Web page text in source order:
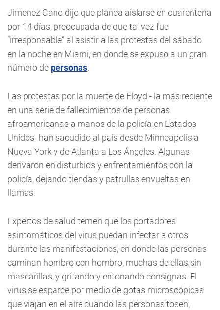
Jimenez Cano dijo que planea aislarse en cuarentena
por 14 días, preocupada de que tal vez fue
“irresponsable” al asistir a las protestas del sábado
en la noche en Miami, en donde se expuso a un gran
número de personas.
Las protestas por la muerte de Floyd - la más reciente
en una serie de fallecimientos de personas
afroamericanas a manos de la policía en Estados
Unidos- han sacudido al país desde Minneapolis a
Nueva York y de Atlanta a Los Ángeles. Algunas
derivaron en disturbios y enfrentamientos con la
policía, dejando tiendas y patrullas envueltas en
llamas.
Expertos de salud temen que los portadores
asintomáticos del virus puedan infectar a otros
durante las manifestaciones, en donde las personas
caminan hombro con hombro, muchas de ellas sin
mascarillas, y gritando y entonando consignas. El
virus se esparce por medio de gotas microscópicas
que viajan en el aire cuando las personas tosen,